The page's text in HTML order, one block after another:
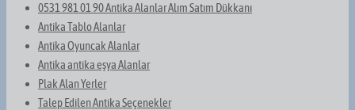
0531 981 01 90 Antika Alanlar Alım Satım Dükkanı
Antika Tablo Alanlar
Antika Oyuncak Alanlar
Antika antika eşya Alanlar
Plak Alan Yerler
Talep Edilen Antika Seçenekler